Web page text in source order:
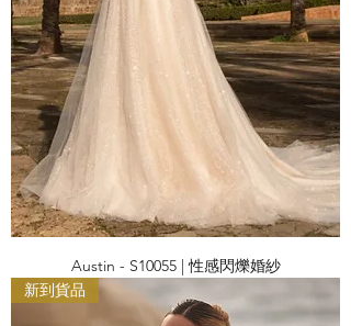
Austin - S10055 | 性感閃爍婚紗
新到貨品